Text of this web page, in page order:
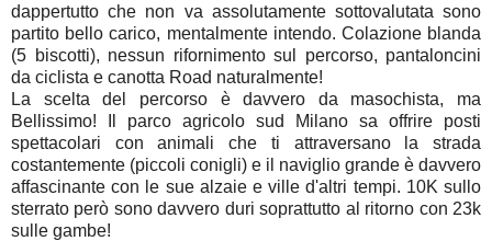
dappertutto che non va assolutamente sottovalutata sono
partito bello carico, mentalmente intendo. Colazione blanda
(5 biscotti), nessun rifornimento sul percorso, pantaloncini
da ciclista e canotta Road naturalmente!
La scelta del percorso è davvero da masochista, ma
Bellissimo! Il parco agricolo sud Milano sa offrire posti
spettacolari con animali che ti attraversano la strada
costantemente (piccoli conigli) e il naviglio grande è davvero
affascinante con le sue alzaie e ville d'altri tempi. 10K sullo
sterrato però sono davvero duri soprattutto al ritorno con 23k
sulle gambe!